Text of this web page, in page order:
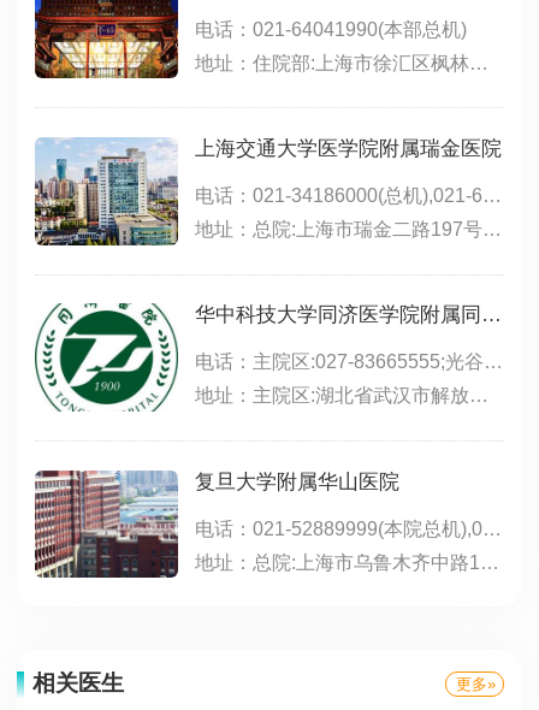
电话：021-64041990(本部总机)
地址：住院部:上海市徐汇区枫林路180号;东院:上海市徐汇区斜土路的1609号;西院:上海市徐汇区医学院路111号;特需门诊、生殖医学中心(15号楼):上海市小木桥路260号
上海交通大学医学院附属瑞金医院
电话：021-34186000(总机),021-64370045(总机),021-64717398(远洋分院),021-67888999(北院)
地址：总院:上海市瑞金二路197号(永嘉路口);北院:嘉定区嘉定新城中心区(马陆镇)希望路999号;远洋分院:上海市徐汇区淮海中路1174号
华中科技大学同济医学院附属同济医院
电话：主院区:027-83665555;光谷院区:02763639393;中法新城:027-69378083
地址：主院区:湖北省武汉市解放大道1095号;光谷院区:武汉市东湖新技术开发区高新大道501号,位于东三环线与光谷三路之间,光谷生物城斜对面;中法新城院区:武汉市蔡甸区新天大道288号
复旦大学附属华山医院
电话：021-52889999(本院总机),021-50301999(东院总机),021-50301999转1000(东院咨询电话),021-50309919(东院预约),021-66895999(北院)
地址：总院:上海市乌鲁木齐中路12号;东院:浦东新区红枫路525号（近明月路）;北院:宝山区陆翔路108号（镜泊湖路518号）;江苏路分部:江苏路796号;静安分院:上海市西康路259号(新闸路口);肝病门诊:上海市静安区长乐路1040号;西院:闵行区金光路958号
相关医生 更多»